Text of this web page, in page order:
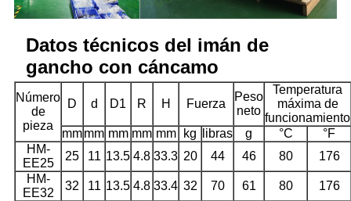
Datos técnicos del imán de
gancho con cáncamo
Número
de
pieza
D d D1 R H Fuerza
Peso
neto
Temperatura
máxima de
funcionamiento
mmmm mm mm mm kg libras g °C
°F
HM-
EE25
25 11 13.5 4.8 33.3 20 44 46 80
176
HM-
EE32
32 11 13.5 4.8 33.4 32 70 61 80
176